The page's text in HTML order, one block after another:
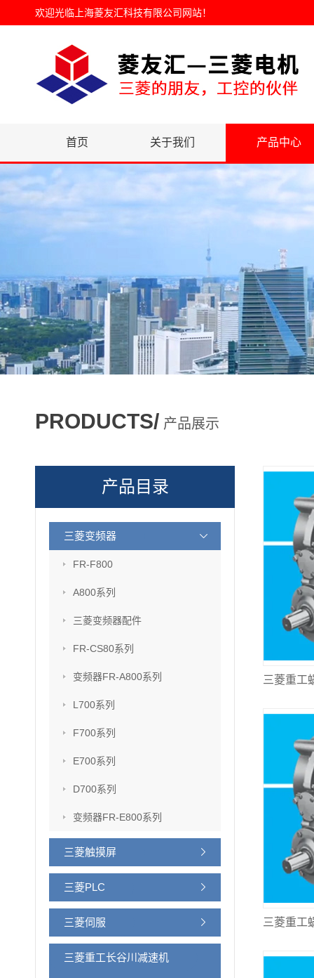
欢迎光临 上海菱友汇科技有限公司网站！
首页 关于我们 产品中心
PRODUCTS/ 产品展示
产品目录
三菱变频器
FR-F800
A800系列
三菱变频器配件
FR-CS80系列
变频器FR-A800系列
L700系列
F700系列
E700系列
D700系列
变频器FR-E800系列
三菱触摸屏
三菱PLC
三菱伺服
三菱重工长谷川减速机